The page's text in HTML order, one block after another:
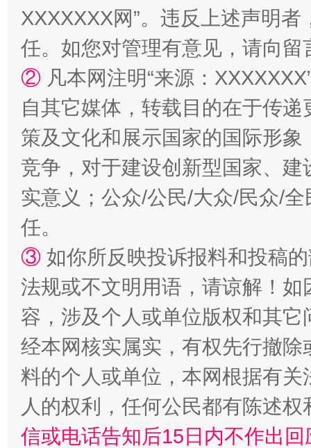
扯下公款旅游的“隐身衣” 如何以
“蜀中异人”王建安的艺术幻境
XXXXXXX网”。违反上述声明
任。如您对管理有意见，请向
② 凡本网注明“来源：
自其它媒体，转载目的在于传
策及文化和展示国家的国际形
竞争，对于建设创新型国家、
实意义；公众/公民/大众/民众/
任。
③ 如你所反映投诉报料和投稿
法规或不文明用语，请谅解！
容，涉及个人或单位版权和其它
经本网核实属实，有权先行撤
料的个人或单位，本网根据有
人的权利，任何公民都有陈述
信或电话告知后15日内不作出